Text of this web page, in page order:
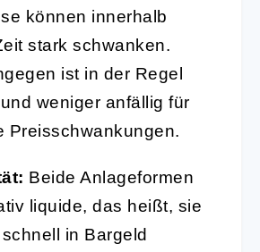
können innerhalb
stark schwanken.
ist in der Regel
weniger anfällig für
Preisschwankungen.
Beide Anlageformen
liquide, das heißt, sie
in Bargeld